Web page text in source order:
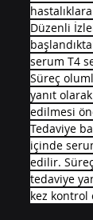
Düzenli
serum T4
Süreç
yanıt
edilmesi
Tedaviye
içinde
edilir.
tedaviye
kez